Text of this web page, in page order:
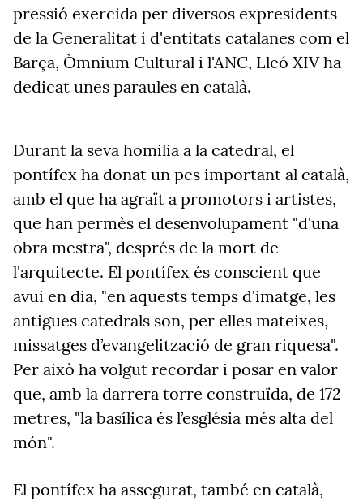
pressió exercida per diversos expresidents
de la Generalitat i d'entitats catalanes com el
Barça, Òmnium Cultural i l'ANC, Lleó XIV ha
dedicat unes paraules en català.
Durant la seva homilia a la catedral, el
pontífex ha donat un pes important al català,
amb el que ha agraït a promotors i artistes,
que han permès el desenvolupament "d'una
obra mestra", després de la mort de
l'arquitecte. El pontífex és conscient que
avui en dia, "en aquests temps d'imatge, les
antigues catedrals son, per elles mateixes,
missatges d’evangelització de gran riquesa".
Per això ha volgut recordar i posar en valor
que, amb la darrera torre construïda, de 172
metres, "la basílica és l’església més alta del
món".
El pontífex ha assegurat, també en català,